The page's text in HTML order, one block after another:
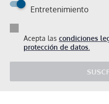
Entretenimiento
Acepta las condiciones
protección de datos.